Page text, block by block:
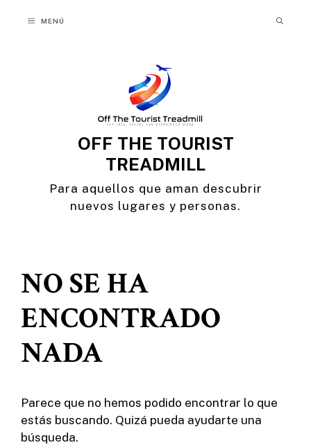
MENÚ
OFF THE TOURIST
TREADMILL
Para aquellos que aman descubrir
nuevos lugares y personas.
NO SE HA
ENCONTRADO
NADA
Parece que no hemos podido encontrar lo que
estás buscando. Quizá pueda ayudarte una
búsqueda.